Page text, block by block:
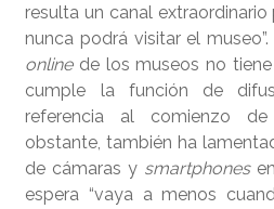
resulta un canal
nunca podrá visitar el
onlinede los museos no tiene
cumple la función de
referencia al comienzo
obstante, también ha
de cámaras y smartphones
espera “vaya a menos